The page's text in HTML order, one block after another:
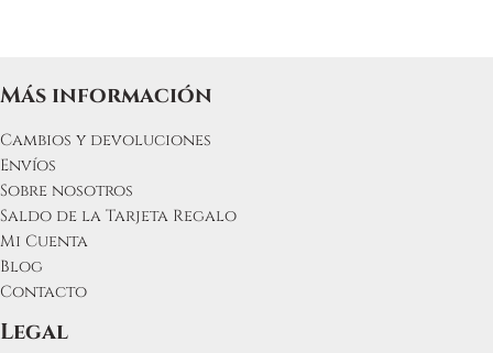
Más información
Cambios y devoluciones
Envíos
Sobre nosotros
Saldo de la Tarjeta Regalo
Mi Cuenta
Blog
Contacto
Legal